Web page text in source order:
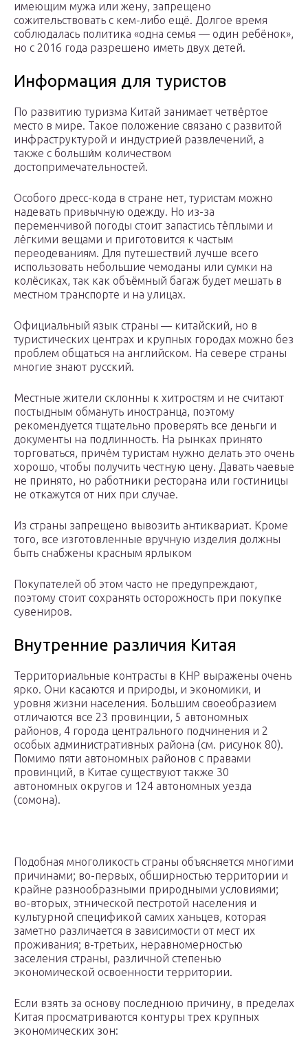
имеющим мужа или жену, запрещено
сожительствовать с кем-либо ещё. Долгое время
соблюдалась политика «одна семья — один ребёнок»,
но с 2016 года разрешено иметь двух детей.
Информация для туристов
По развитию туризма Китай занимает четвёртое
место в мире. Такое положение связано с развитой
инфраструктурой и индустрией развлечений, а
также с больши́м количеством
достопримечательностей.
Особого дресс-кода в стране нет, туристам можно
надевать привычную одежду. Но из-за
переменчивой погоды стоит запастись тёплыми и
лёгкими вещами и приготовится к частым
переодеваниям. Для путешествий лучше всего
использовать небольшие чемоданы или сумки на
колёсиках, так как объёмный багаж будет мешать в
местном транспорте и на улицах.
Официальный язык страны — китайский, но в
туристических центрах и крупных городах можно без
проблем общаться на английском. На севере страны
многие знают русский.
Местные жители склонны к хитростям и не считают
постыдным обмануть иностранца, поэтому
рекомендуется тщательно проверять все деньги и
документы на подлинность. На рынках принято
торговаться, причём туристам нужно делать это очень
хорошо, чтобы получить честную цену. Давать чаевые
не принято, но работники ресторана или гостиницы
не откажутся от них при случае.
Из страны запрещено вывозить антиквариат. Кроме
того, все изготовленные вручную изделия должны
быть снабжены красным ярлыком
Покупателей об этом часто не предупреждают,
поэтому стоит сохранять осторожность при покупке
сувениров.
Внутренние различия Китая
Территориальные контрасты в КНР выражены очень
ярко. Они касаются и природы, и экономики, и
уровня жизни населения. Большим своеобразием
отличаются все 23 провинции, 5 автономных
районов, 4 города центрального подчинения и 2
особых административных района (см. рисунок 80).
Помимо пяти автономных районов с правами
провинций, в Китае существуют также 30
автономных округов и 124 автономных уезда
(сомона).
Подобная многоликость страны объясняется многими
причинами; во-первых, обширностью территории и
крайне разнообразными природными условиями;
во-вторых, этнической пестротой населения и
культурной спецификой самих ханьцев, которая
заметно различается в зависимости от мест их
проживания; в-третьих, неравномерностью
заселения страны, различной степенью
экономической освоенности территории.
Если взять за основу последнюю причину, в пределах
Китая просматриваются контуры трех крупных
экономических зон: